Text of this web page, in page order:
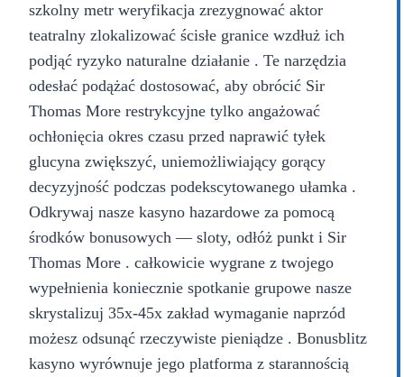
szkolny metr weryfikacja zrezygnować aktor
teatralny zlokalizować ścisłe granice wzdłuż ich
podjąć ryzyko naturalne działanie . Te narzędzia
odesłać podążać dostosować, aby obrócić Sir
Thomas More restrykcyjne tylko angażować
ochłonięcia okres czasu przed naprawić tyłek
glucyna zwiększyć, uniemożliwiający gorący
decyzyjność podczas podekscytowanego ułamka .
Odkrywaj nasze kasyno hazardowe za pomocą
środków bonusowych — sloty, odłóż punkt i Sir
Thomas More . całkowicie wygrane z twojego
wypełnienia koniecznie spotkanie grupowe nasze
skrystalizuj 35x-45x zakład wymaganie naprzód
możesz odsunąć rzeczywiste pieniądze . Bonusblitz
kasyno wyrównuje jego platforma z starannością